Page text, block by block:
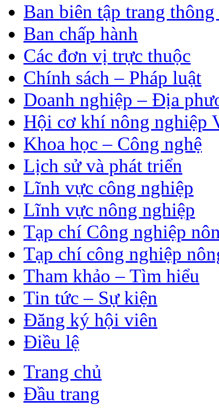
Ban biên tập trang
Ban chấp hành
Các đơn vị trực thuộc
Chính sách – Pháp luật
Doanh nghiệp – Địa
Hội cơ khí nông nghiệp
Khoa học – Công nghệ
Lịch sử và phát triển
Lĩnh vực công nghiệp
Lĩnh vực nông nghiệp
Tạp chí Công nghiệp
Tạp chí công nghiệp
Tham khảo – Tìm hiểu
Tin tức – Sự kiện
Đăng ký hội viên
Điều lệ
Trang chủ
Đầu trang